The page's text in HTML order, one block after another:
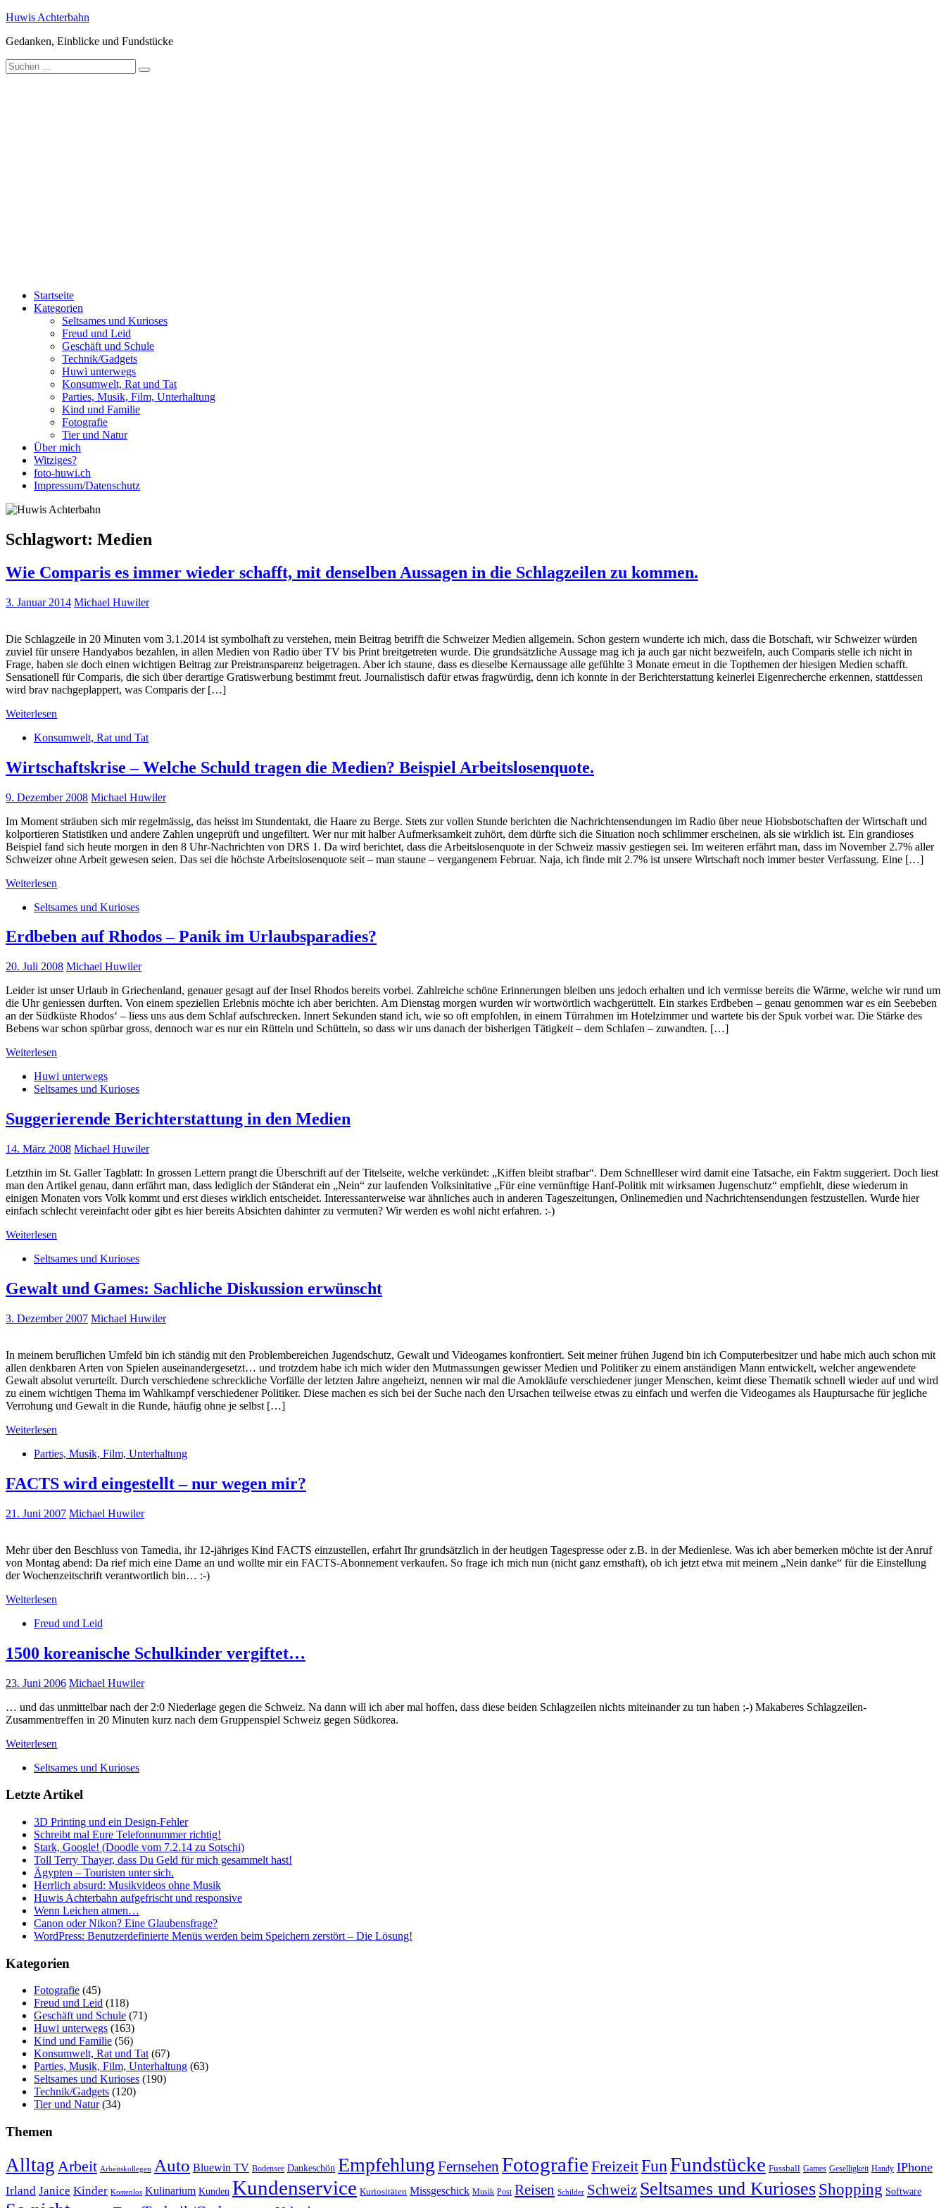
Zum
springen
Huwis Achterbahn
Gedanken, Einblicke und Fundstücke
Suche
nach:
Startseite
Kategorien
Seltsames und Kurioses
Freud und Leid
Geschäft und Schule
Technik/Gadgets
Huwi unterwegs
Konsumwelt, Rat und Tat
Parties, Musik, Film, Unterhaltung
Kind und Familie
Fotografie
Tier und Natur
Über mich
Witziges?
foto-huwi.ch
Impressum/Datenschutz
Schlagwort: Medien
Wie Comparis es immer wieder schafft, mit denselben Aussagen in die Schlagzeilen zu kommen.
3. Januar 2014 Michael Huwiler
Die Schlagzeile in 20 Minuten vom 3.1.2014 ist symbolhaft zu verstehen, mein Beitrag betrifft die Schweizer Medien allgemein. Schon gestern wunderte ich mich, dass die Botschaft, wir Schweizer würden
zuviel für unsere Handyabos bezahlen, in allen Medien von Radio über TV bis Print breitgetreten wurde. Die grundsätzliche Aussage mag ich ja auch gar nicht bezweifeln, auch Comparis stelle ich nicht in
Frage, haben sie doch einen wichtigen Beitrag zur Preistransparenz beigetragen. Aber ich staune, dass es dieselbe Kernaussage alle gefühlte 3 Monate erneut in die Topthemen der hiesigen Medien schafft.
Sensationell für Comparis, die sich über derartige Gratiswerbung bestimmt freut. Journalistisch dafür etwas fragwürdig, denn ich konnte in der Berichterstattung keinerlei Eigenrecherche erkennen, stattdessen
wird brav nachgeplappert, was Comparis der […]
Weiterlesen
Konsumwelt, Rat und Tat
Wirtschaftskrise – Welche Schuld tragen die Medien? Beispiel Arbeitslosenquote.
9. Dezember 2008 Michael Huwiler
Im Moment sträuben sich mir regelmässig, das heisst im Stundentakt, die Haare zu Berge. Stets zur vollen Stunde berichten die Nachrichtensendungen im Radio über neue Hiobsbotschaften der Wirtschaft und
kolportieren Statistiken und andere Zahlen ungeprüft und ungefiltert. Wer nur mit halber Aufmerksamkeit zuhört, dem dürfte sich die Situation noch schlimmer erscheinen, als sie wirklich ist. Ein grandioses
Beispiel fand sich heute morgen in den 8 Uhr-Nachrichten von DRS 1. Da wird berichtet, dass die Arbeitslosenquote in der Schweiz massiv gestiegen sei. Im weiteren erfährt man, dass im November 2.7% aller
Schweizer ohne Arbeit gewesen seien. Das sei die höchste Arbeitslosenquote seit – man staune – vergangenem Februar. Naja, ich finde mit 2.7% ist unsere Wirtschaft noch immer bester Verfassung. Eine […]
Weiterlesen
Seltsames und Kurioses
Erdbeben auf Rhodos – Panik im Urlaubsparadies?
20. Juli 2008 Michael Huwiler
Leider ist unser Urlaub in Griechenland, genauer gesagt auf der Insel Rhodos bereits vorbei. Zahlreiche schöne Erinnerungen bleiben uns jedoch erhalten und ich vermisse bereits die Wärme, welche wir rund um
die Uhr geniessen durften. Von einem speziellen Erlebnis möchte ich aber berichten. Am Dienstag morgen wurden wir wortwörtlich wachgerüttelt. Ein starkes Erdbeben – genau genommen war es ein Seebeben
an der Südküste Rhodos‘ – liess uns aus dem Schlaf aufschrecken. Innert Sekunden stand ich, wie so oft empfohlen, in einem Türrahmen im Hotelzimmer und wartete bis der Spuk vorbei war. Die Stärke des
Bebens war schon spürbar gross, dennoch war es nur ein Rütteln und Schütteln, so dass wir uns danach der bisherigen Tätigkeit – dem Schlafen – zuwandten. […]
Weiterlesen
Huwi unterwegs
Seltsames und Kurioses
Suggerierende Berichterstattung in den Medien
14. März 2008 Michael Huwiler
Letzthin im St. Galler Tagblatt: In grossen Lettern prangt die Überschrift auf der Titelseite, welche verkündet: „Kiffen bleibt strafbar“. Dem Schnellleser wird damit eine Tatsache, ein Faktm suggeriert. Doch liest
man den Artikel genau, dann erfährt man, dass lediglich der Ständerat ein „Nein“ zur laufenden Volksinitative „Für eine vernünftige Hanf-Politik mit wirksamen Jugenschutz“ empfiehlt, diese wiederum in
einigen Monaten vors Volk kommt und erst dieses wirklich entscheidet. Interessanterweise war ähnliches auch in anderen Tageszeitungen, Onlinemedien und Nachrichtensendungen festzustellen. Wurde hier
einfach schlecht vereinfacht oder gibt es hier bereits Absichten dahinter zu vermuten? Wir werden es wohl nicht erfahren. :-)
Weiterlesen
Seltsames und Kurioses
Gewalt und Games: Sachliche Diskussion erwünscht
3. Dezember 2007 Michael Huwiler
In meinem beruflichen Umfeld bin ich ständig mit den Problembereichen Jugendschutz, Gewalt und Videogames konfrontiert. Seit meiner frühen Jugend bin ich Computerbesitzer und habe mich auch schon mit
allen denkbaren Arten von Spielen auseinandergesetzt… und trotzdem habe ich mich wider den Mutmassungen gewisser Medien und Politiker zu einem anständigen Mann entwickelt, welcher angewendete
Gewalt absolut verurteilt. Durch verschiedene schreckliche Vorfälle der letzten Jahre angeheizt, nennen wir mal die Amokläufe verschiedener junger Menschen, keimt diese Thematik schnell wieder auf und wird
zu einem wichtigen Thema im Wahlkampf verschiedener Politiker. Diese machen es sich bei der Suche nach den Ursachen teilweise etwas zu einfach und werfen die Videogames als Hauptursache für jegliche
Verrohung und Gewalt in die Runde, häufig ohne je selbst […]
Weiterlesen
Parties, Musik, Film, Unterhaltung
FACTS wird eingestellt – nur wegen mir?
21. Juni 2007 Michael Huwiler
Mehr über den Beschluss von Tamedia, ihr 12-jähriges Kind FACTS einzustellen, erfahrt Ihr grundsätzlich in der heutigen Tagespresse oder z.B. in der Medienlese. Was ich aber bemerken möchte ist der Anruf
von Montag abend: Da rief mich eine Dame an und wollte mir ein FACTS-Abonnement verkaufen. So frage ich mich nun (nicht ganz ernsthaft), ob ich jetzt etwa mit meinem „Nein danke“ für die Einstellung
der Wochenzeitschrift verantwortlich bin… :-)
Weiterlesen
Freud und Leid
1500 koreanische Schulkinder vergiftet…
23. Juni 2006 Michael Huwiler
… und das unmittelbar nach der 2:0 Niederlage gegen die Schweiz. Na dann will ich aber mal hoffen, dass diese beiden Schlagzeilen nichts miteinander zu tun haben ;-) Makaberes Schlagzeilen-
Zusammentreffen in 20 Minuten kurz nach dem Gruppenspiel Schweiz gegen Südkorea.
Weiterlesen
Seltsames und Kurioses
Letzte Artikel
3D Printing und ein Design-Fehler
Schreibt mal Eure Telefonnummer richtig!
Stark, Google! (Doodle vom 7.2.14 zu Sotschi)
Toll Terry Thayer, dass Du Geld für mich gesammelt hast!
Ägypten – Touristen unter sich.
Herrlich absurd: Musikvideos ohne Musik
Huwis Achterbahn aufgefrischt und responsive
Wenn Leichen atmen…
Canon oder Nikon? Eine Glaubensfrage?
WordPress: Benutzerdefinierte Menüs werden beim Speichern zerstört – Die Lösung!
Kategorien
Fotografie (45)
Freud und Leid (118)
Geschäft und Schule (71)
Huwi unterwegs (163)
Kind und Familie (56)
Konsumwelt, Rat und Tat(67)
Parties, Musik, Film, Unterhaltung (63)
Seltsames und Kurioses (190)
Technik/Gadgets (120)
Tier und Natur(34)
Themen
Alltag Arbeit Arbeitskollegen Auto Bluewin TV Bodensee Dankeschön Empfehlung Fernsehen Fotografie FreizeitFunFundstücke Fussball Games Geselligkeit Handy IPhone
Irland Janice Kinder Kostenlos Kulinarium Kunden Kundenservice Kuriositäten Missgeschick Musik Post Reisen Schilder Schweiz Seltsames und KuriosesShopping Software